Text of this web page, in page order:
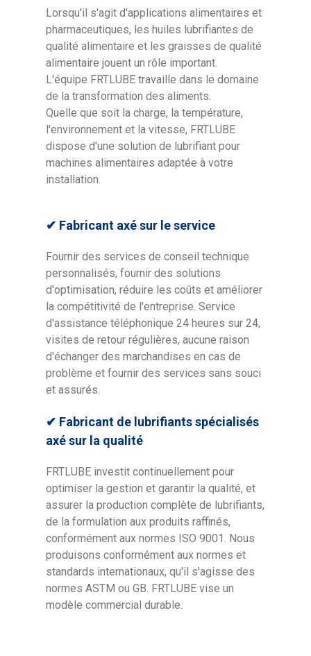
Lorsqu'il s'agit d'applications alimentaires et
pharmaceutiques, les huiles lubrifiantes de
qualité alimentaire et les graisses de qualité
alimentaire jouent un rôle important.
L'équipe FRTLUBE travaille dans le domaine
de la transformation des aliments.
Quelle que soit la charge, la température,
l'environnement et la vitesse, FRTLUBE
dispose d'une solution de lubrifiant pour
machines alimentaires adaptée à votre
installation.
✔ Fabricant axé sur le service
Fournir des services de conseil technique
personnalisés, fournir des solutions
d'optimisation, réduire les coûts et améliorer
la compétitivité de l'entreprise. Service
d'assistance téléphonique 24 heures sur 24,
visites de retour régulières, aucune raison
d'échanger des marchandises en cas de
problème et fournir des services sans souci
et assurés.
✔ Fabricant de lubrifiants spécialisés
axé sur la qualité
FRTLUBE investit continuellement pour
optimiser la gestion et garantir la qualité, et
assurer la production complète de lubrifiants,
de la formulation aux produits raffinés,
conformément aux normes ISO 9001. Nous
produisons conformément aux normes et
standards internationaux, qu'il s'agisse des
normes ASTM ou GB. FRTLUBE vise un
modèle commercial durable.